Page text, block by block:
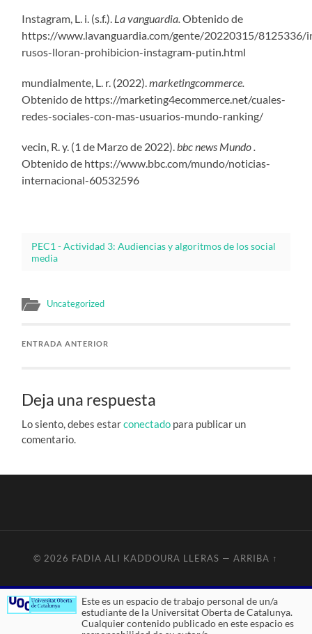
Instagram, L. i. (s.f.). La vanguardia.Obtenido de
https://www.lavanguardia.com/gente/20220315/8125336/
rusos-lloran-prohibicion-instagram-putin.html
mundialmente, L. r. (2022).marketingcommerce.
Obtenido de https://marketing4ecommerce.net/cuales-
redes-sociales-con-mas-usuarios-mundo-ranking/
vecin, R. y. (1 de Marzo de 2022).bbc news Mundo .
Obtenido de https://www.bbc.com/mundo/noticias-
internacional-60532596
PEC1 - Actividad 3: Audiencias y algoritmos de los social
media
Uncategorized
ENTRADA ANTERIOR
Deja una respuesta
Lo siento, debes estarconectado para publicar un
comentario.
© 2026 FADIA ALI KADDOURA LLERAS —ARRIBA ↑
Este es un espacio de trabajo personal de un/a
estudiante de la Universitat Oberta de Catalunya.
Cualquier contenido publicado en este espacio es